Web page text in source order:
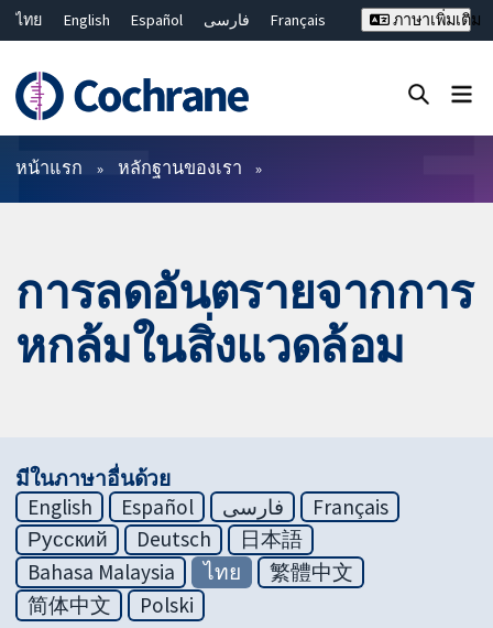
ไทย English Español فارسی
Français
Bahasa Malaysia
繁體中文 简体中文
ภาษาเพิ่มเติม
ตัวกรอง
หน้าแรก หลักฐานของเรา
การลดอันตรายจากการ
หกล้มในสิ่งแวดล้อม
มีในภาษาอื่นด้วย
English
Español فارسی
Français
Русский
Deutsch
日本語
Bahasa Malaysia
ไทย
繁體中文
简体中文
Polski